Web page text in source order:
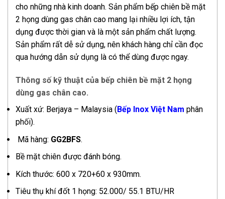
cho những nhà kinh doanh. Sản phẩm bếp chiên bề mặt
2 họng dùng gas chân cao mang lại nhiều lợi ích, tận
dụng được thời gian và là một sản phẩm chất lượng.
Sản phẩm rất dễ sử dụng, nên khách hàng chỉ cần đọc
qua hướng dẫn sử dụng là có thể dùng được ngay.
Thông số kỹ thuật của bếp chiên bề mặt 2 họng
dùng gas chân cao.
Xuất xứ: Berjaya – Malaysia (Bếp Inox Việt Nam phân
phối).
Mã hàng: GG2BFS.
Bề mặt chiên được đánh bóng.
Kích thước: 600 x 720+60 x 930mm.
Tiêu thụ khí đốt 1 họng: 52.000/ 55.1 BTU/HR